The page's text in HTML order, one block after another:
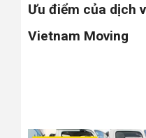
Ưu điểm của dịch
Vietnam Moving